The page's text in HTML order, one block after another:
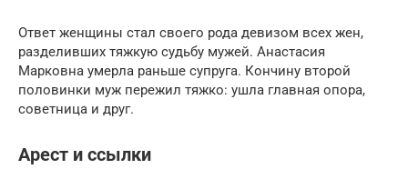
Ответ женщины стал своего рода девизом всех жен,
разделивших тяжкую судьбу мужей. Анастасия
Марковна умерла раньше супруга. Кончину второй
половинки муж пережил тяжко: ушла главная опора,
советница и друг.
Арест и ссылки